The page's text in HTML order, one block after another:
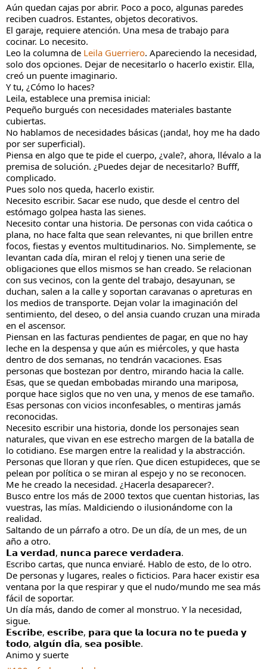
Aún quedan cajas por abrir. Poco a poco, algunas paredes
reciben cuadros. Estantes, objetos decorativos.
El garaje, requiere atención. Una mesa de trabajo para
cocinar. Lo necesito.
Leo la columna de Leila Guerriero. Apareciendo la necesidad,
solo dos opciones. Dejar de necesitarlo o hacerlo existir. Ella,
creó un puente imaginario.
Y tu, ¿Cómo lo haces?
Leila, establece una premisa inicial:
Pequeño burgués con necesidades materiales bastante
cubiertas.
No hablamos de necesidades básicas (¡anda!, hoy me ha dado
por ser superficial).
Piensa en algo que te pide el cuerpo, ¿vale?, ahora, llévalo a la
premisa de solución. ¿Puedes dejar de necesitarlo? Bufff,
complicado.
Pues solo nos queda, hacerlo existir.
Necesito escribir. Sacar ese nudo, que desde el centro del
estómago golpea hasta las sienes.
Necesito contar una historia. De personas con vida caótica o
plana, no hace falta que sean relevantes, ni que brillen entre
focos, fiestas y eventos multitudinarios. No. Simplemente, se
levantan cada día, miran el reloj y tienen una serie de
obligaciones que ellos mismos se han creado. Se relacionan
con sus vecinos, con la gente del trabajo, desayunan, se
duchan, salen a la calle y soportan caravanas o apreturas en
los medios de transporte. Dejan volar la imaginación del
sentimiento, del deseo, o del ansia cuando cruzan una mirada
en el ascensor.
Piensan en las facturas pendientes de pagar, en que no hay
leche en la despensa y que aún es miércoles, y que hasta
dentro de dos semanas, no tendrán vacaciones. Esas
personas que bostezan por dentro, mirando hacia la calle.
Esas, que se quedan embobadas mirando una mariposa,
porque hace siglos que no ven una, y menos de ese tamaño.
Esas personas con vicios inconfesables, o mentiras jamás
reconocidas.
Necesito escribir una historia, donde los personajes sean
naturales, que vivan en ese estrecho margen de la batalla de
lo cotidiano. Ese margen entre la realidad y la abstracción.
Personas que lloran y que ríen. Que dicen estupideces, que se
pelean por política o se miran al espejo y no se reconocen.
Me he creado la necesidad. ¿Hacerla desaparecer?.
Busco entre los más de 2000 textos que cuentan historias, las
vuestras, las mías. Maldiciendo o ilusionándome con la
realidad.
Saltando de un párrafo a otro. De un día, de un mes, de un
año a otro.
𝗟𝗮 𝘃𝗲𝗿𝗱𝗮𝗱, 𝗻𝘂𝗻𝗰𝗮 𝗽𝗮𝗿𝗲𝗰𝗲 𝘃𝗲𝗿𝗱𝗮𝗱𝗲𝗿𝗮.
Escribo cartas, que nunca enviaré. Hablo de esto, de lo otro.
De personas y lugares, reales o ficticios. Para hacer existir esa
ventana por la que respirar y que el nudo/mundo me sea más
fácil de soportar.
Un día más, dando de comer al monstruo. Y la necesidad,
sigue.
𝗘𝘀𝗰𝗿𝗶𝗯𝗲, 𝗲𝘀𝗰𝗿𝗶𝗯𝗲, 𝗽𝗮𝗿𝗮 𝗾𝘂𝗲 𝗹𝗮 𝗹𝗼𝗰𝘂𝗿𝗮 𝗻𝗼 𝘁𝗲 𝗽𝘂𝗲𝗱𝗮 𝘆
𝘁𝗼𝗱𝗼, 𝗮𝗹𝗴𝘂́𝗻 𝗱𝗶́𝗮, 𝘀𝗲𝗮 𝗽𝗼𝘀𝗶𝗯𝗹𝗲.
Animo y suerte